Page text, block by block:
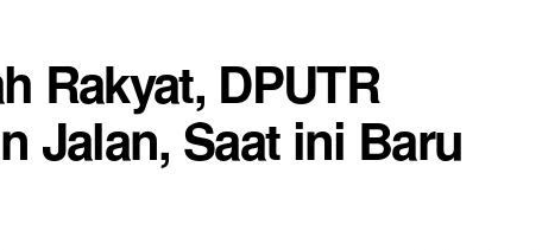
Rakyat, DPUTR
Jalan, Saat ini Baru